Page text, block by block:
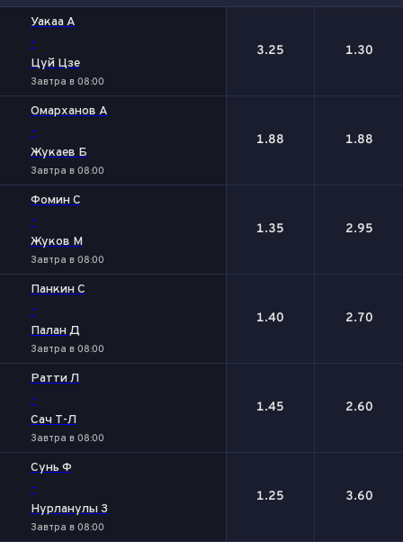
Уакаа А
-
Цуй Цзе
Завтра в 08:00
3.25 1.30
Омарханов А
-
Жукаев Б
Завтра в 08:00
1.88 1.88
Фомин С
-
Жуков М
Завтра в 08:00
1.35 2.95
Панкин С
-
Палан Д
Завтра в 08:00
1.40 2.70
Ратти Л
-
Сач Т-Л
Завтра в 08:00
1.45 2.60
Сунь Ф
-
Нурланулы З
Завтра в 08:00
1.25 3.60